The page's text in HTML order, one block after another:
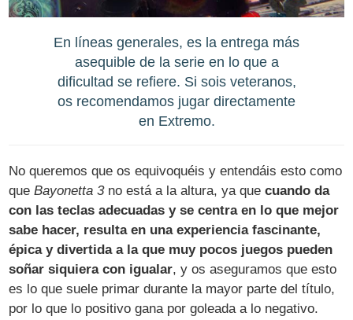
En líneas generales, es la entrega más
asequible de la serie en lo que a
dificultad se refiere. Si sois veteranos,
os recomendamos jugar directamente
en Extremo.
No queremos que os equivoquéis y entendáis esto como
queBayonetta 3no está a la altura, ya quecuando da
con las teclas adecuadas y se centra en lo que mejor
sabe hacer, resulta en una experiencia fascinante,
épica y divertida a la que muy pocos juegos pueden
soñar siquiera con igualar, y os aseguramos que esto
es lo que suele primar durante la mayor parte del título,
por lo que lo positivo gana por goleada a lo negativo.